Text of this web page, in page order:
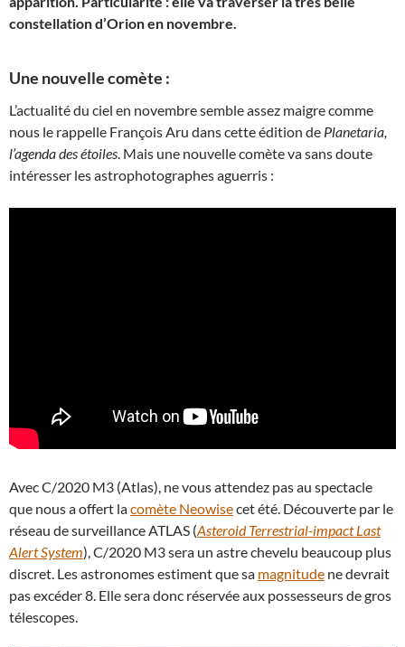
constellation d’Orion en novembre.
Une nouvelle comète :
L’actualité du ciel en novembre semble assez maigre comme
nous le rappelle François Aru dans cette édition de Planetaria,
l’agenda des étoiles. Mais une nouvelle comète va sans doute
intéresser les astrophotographes aguerris :
Avec C/2020 M3 (Atlas), ne vous attendez pas au spectacle
que nous a offert lacomète Neowisecet été. Découverte par le
réseau de surveillance ATLAS (Asteroid Terrestrial-impact Last
Alert System), C/2020 M3 sera un astre chevelu beaucoup plus
discret. Les astronomes estiment que sa magnitude ne devrait
pas excéder 8. Elle sera donc réservée aux possesseurs de gros
télescopes.